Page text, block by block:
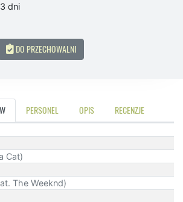
dni
DO PRZECHOWALNI
PERSONEL OPIS RECENZJE
Cat)
The Weeknd)